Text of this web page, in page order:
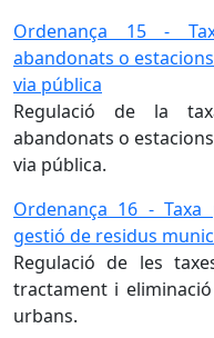
Ordenança 15 -
abandonats o
via pública
Regulació de la
abandonats o
via pública.
Ordenança 16 -
gestió de residus
Regulació de les
tractament i
urbans.